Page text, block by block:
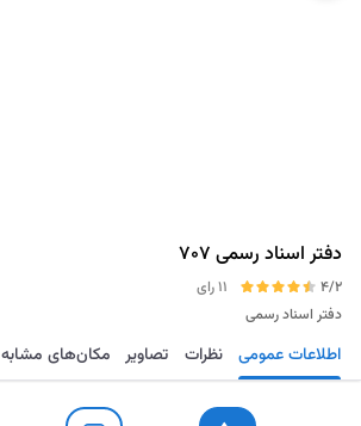
دفتر اسناد رسمی 707
4/2
11 رای
دفتر اسناد رسمی
مسیریابی ذخیره ارسال اطلاعات عمومی نظرات تصاویر مکان‌های مشابه